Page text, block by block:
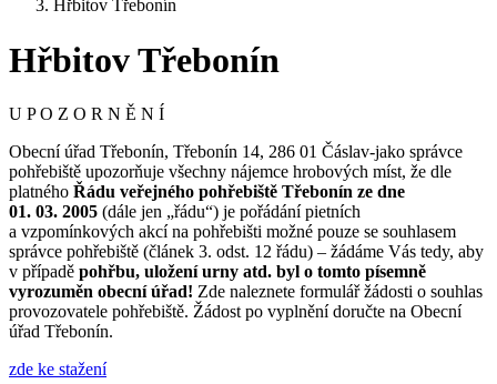
Hřbitov Třebonín
Hřbitov Třebonín
U P O Z O R N Ě N Í
Obecní úřad Třebonín, Třebonín 14, 286 01 Čáslav-jako správce
pohřebiště upozorňuje všechny nájemce hrobových míst, že dle
platného Řádu veřejného pohřebiště Třebonín ze dne
01. 03. 2005 (dále jen „řádu“) je pořádání pietních
a vzpomínkových akcí na pohřebišti možné pouze se souhlasem
správce pohřebiště (článek 3. odst. 12 řádu) – žádáme Vás tedy, aby
v případě pohřbu, uložení urny atd. byl o tomto písemně
vyrozuměn obecní úřad! Zde naleznete formulář žádosti o souhlas
provozovatele pohřebiště. Žádost po vyplnění doručte na Obecní
úřad Třebonín.
zde ke stažení